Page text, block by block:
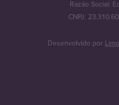
Razão Social:
CNPJ:
Desenvolvido por